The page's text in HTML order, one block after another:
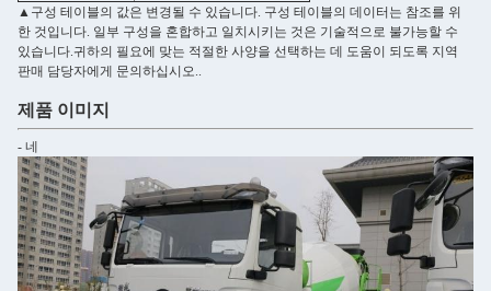
▲구성 테이블의 값은 변경될 수 있습니다. 구성 테이블의 데이터는 참조를 위
한 것입니다. 일부 구성을 혼합하고 일치시키는 것은 기술적으로 불가능할 수
있습니다.귀하의 필요에 맞는 적절한 사양을 선택하는 데 도움이 되도록 지역
판매 담당자에게 문의하십시오..
제품 이미지
- 네